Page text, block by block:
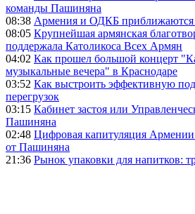
команды Пашиняна
08:38 Армения и ОДКБ приближаются
08:05 Крупнейшая армянская
поддержала Католикоса Всех Армян
04:02 Как прошел большой концерт
музыкальные вечера" в Краснодаре
03:52 Как выстроить эффективную
перегрузок
03:15 Кабинет застоя или
Пашиняна
02:48 Цифровая капитуляция
от Пашиняна
21:36 Рынок упаковки для напитков: